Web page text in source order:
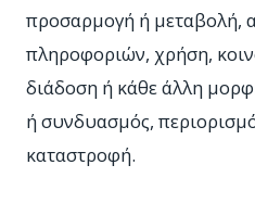
προσαρμογή ή μεταβολή,
πληροφοριών, χρήση,
διάδοση ή κάθε άλλη
ή συνδυασμός,
καταστροφή.